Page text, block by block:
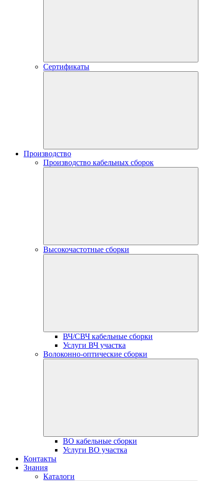
Сертификаты
Производство
Производство кабельных сборок
Высокочастотные сборки
ВЧ/СВЧ кабельные сборки
Услуги ВЧ участка
Волоконно-оптические сборки
ВО кабельные сборки
Услуги ВО участка
Контакты
Знания
Каталоги